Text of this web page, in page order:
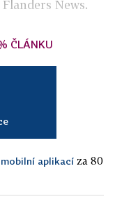
News.
ČLÁNKU
aplikací za 80